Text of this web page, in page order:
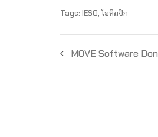
Tags: IESO,โอลิมปิก
MOVE Software